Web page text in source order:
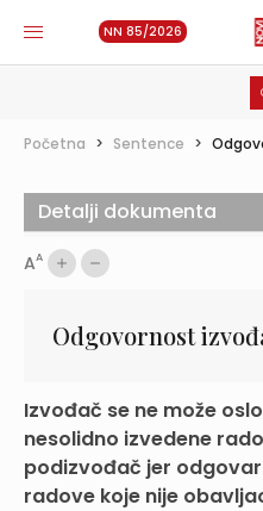
NN 85/2026
Početna > Sentence >
AA
Odgovornost
Izvođač se ne može
nesolidno izvedene
podizvođač jer
radove koje nije
Detalji dokumenta